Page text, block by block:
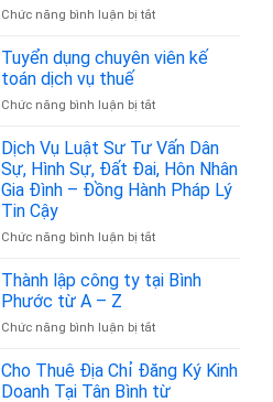
bao
Chức năng bình luận bị tắtở
ngành
tải
khách
là
bao
nhiêu?
nhật
Quyết
định
TTg
Tuyển dụng chuyên viên kế
toán dịch vụ thuế
Chức năng bình luận bị tắtở
dụng
chuyên
viên
kế
dịch
thuế
Dịch Vụ Luật Sư Tư Vấn Dân
Sự, Hình Sự, Đất Đai, Hôn Nhân
Gia Đình – Đồng Hành Pháp Lý
Tin Cậy
Chức năng bình luận bị tắtở
Vụ
Luật
Tư
Dân
Sự,
Thành lập công ty tại Bình
Phước từ A – Z
Chức năng bình luận bị tắtở
lập
công
Cho Thuê Địa Chỉ Đăng Ký Kinh
Doanh Tại Tân Bình từ